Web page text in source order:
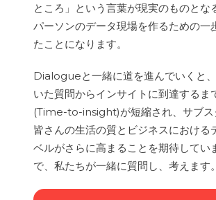
ところ」という言葉が現実のものとな
パーソンのデータ現場を作るための一
たことになります。
Dialogueと一緒に道を進んでいくと
いた質問からインサイトに到達するま
(Time-to-insight)が短縮され、サブス
皆さんの生活の質とビジネスにおける
ベルがさらに高まることを期待してい
で、私たちが一緒に質問し、考えます。